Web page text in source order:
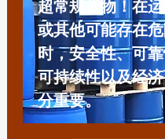
超常规货物！在
或其他可能存在
时，安全性、可
可持续性以及经
分重要。